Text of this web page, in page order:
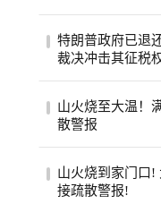
期间
在社
特朗普政府已退
裁决冲击其征税
据
山火烧至大温！
散警报
发
山火烧到家门口!
接疏散警报!